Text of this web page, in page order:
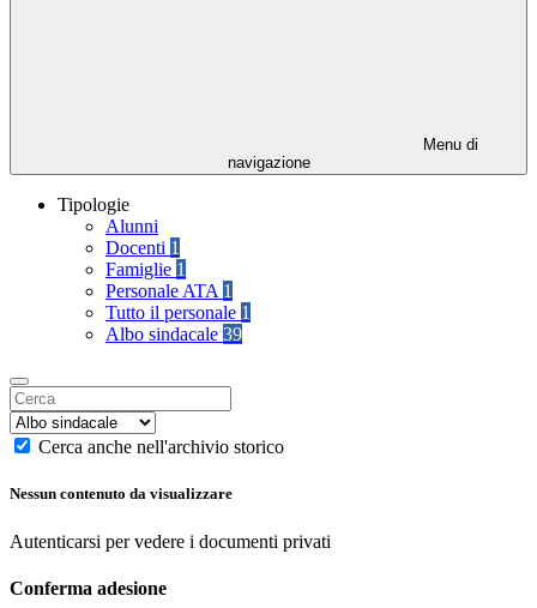
Menu di
navigazione
Tipologie
Alunni
Docenti 1
Famiglie 1
Personale ATA 1
Tutto il personale 1
Albo sindacale 39
Cerca anche nell'archivio storico
Nessun contenuto da visualizzare
Autenticarsi per vedere i documenti privati
Conferma adesione